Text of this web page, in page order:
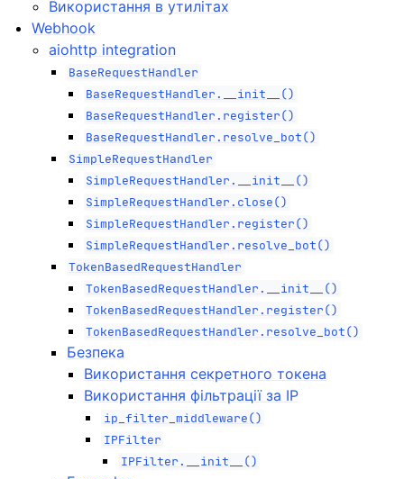
Використання в утилітах
Webhook
aiohttp integration
BaseRequestHandler
BaseRequestHandler.__init__()
BaseRequestHandler.register()
BaseRequestHandler.resolve_bot()
SimpleRequestHandler
SimpleRequestHandler.__init__()
SimpleRequestHandler.close()
SimpleRequestHandler.register()
SimpleRequestHandler.resolve_bot()
TokenBasedRequestHandler
TokenBasedRequestHandler.__init__()
TokenBasedRequestHandler.register()
TokenBasedRequestHandler.resolve_bot()
Безпека
Використання секретного токена
Використання фільтрації за IP
ip_filter_middleware()
IPFilter
IPFilter.__init__()